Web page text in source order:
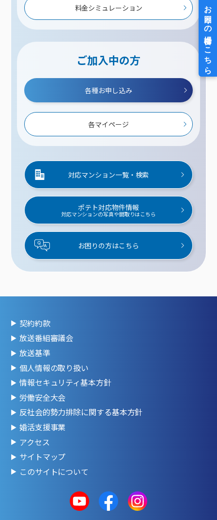
料金シミュレーション
ご加入中の方
各種お申し込み
各マイページ
対応マンション一覧・検索
ポテト対応物件情報
対応マンションの写真や間取りはこちら
お困りの方はこちら
契約約款
放送番組審議会
放送基準
個人情報の取り扱い
情報セキュリティ基本方針
労働安全大会
反社会的勢力排除に関する基本方針
婚活支援事業
アクセス
サイトマップ
このサイトについて